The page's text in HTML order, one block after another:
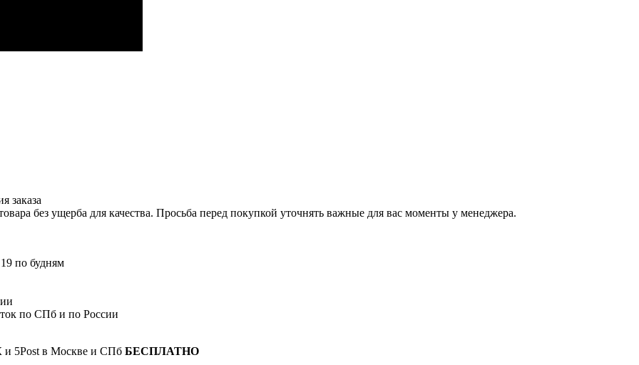
заказа
без ущерба для качества. Просьба перед покупкой уточнять важные для вас моменты у менеджера.
по будням
по СПб и по России
и 5Post в Москве и СПб БЕСПЛАТНО